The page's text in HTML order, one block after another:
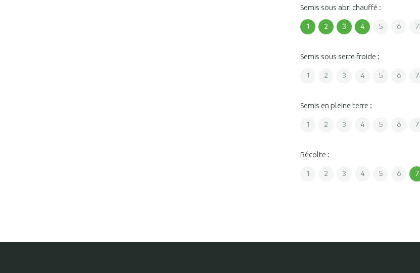
Semis sous abri chauffé :
1 2 3 4 5 6 7
Semis sous serre froide :
1 2 3 4 5 6 7
Semis en pleine terre :
1 2 3 4 5 6 7
Récolte :
1 2 3 4 5 6 7